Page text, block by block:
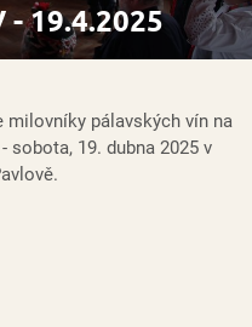
- 19.4.2025
milovníky pálavských vín na
sobota, 19. dubna 2025 v